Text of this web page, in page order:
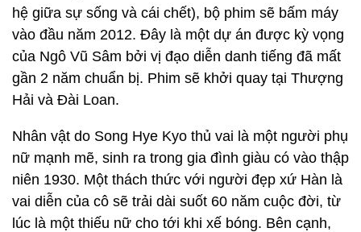
hệ giữa sự sống và cái chết), bộ phim sẽ bấm máy
vào đầu năm 2012. Đây là một dự án được kỳ vọng
của Ngô Vũ Sâm bởi vị đạo diễn danh tiếng đã mất
gần 2 năm chuẩn bị. Phim sẽ khởi quay tại Thượng
Hải và Đài Loan.
Nhân vật do Song Hye Kyo thủ vai là một người phụ
nữ mạnh mẽ, sinh ra trong gia đình giàu có vào thập
niên 1930. Một thách thức với người đẹp xứ Hàn là
vai diễn của cô sẽ trải dài suốt 60 năm cuộc đời, từ
lúc là một thiếu nữ cho tới khi xế bóng. Bên cạnh,